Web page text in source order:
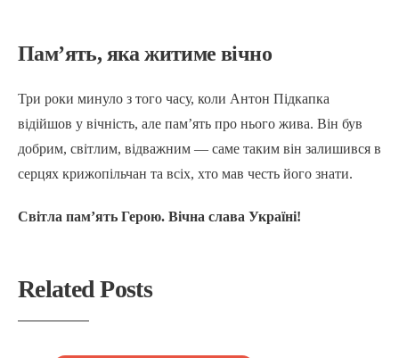
Пам’ять, яка житиме вічно
Три роки минуло з того часу, коли Антон Підкапка
відійшов у вічність, але пам’ять про нього жива. Він був
добрим, світлим, відважним — саме таким він залишився в
серцях крижопільчан та всіх, хто мав честь його знати.
Світла пам’ять Герою. Вічна слава Україні!
Related Posts